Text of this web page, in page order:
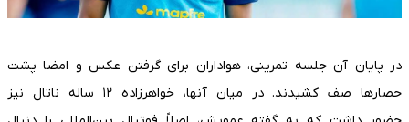
در پایان آن جلسه تمرینی، هواداران برای گرفتن عکس و امضا پشت
حصارها صف کشیدند. در میان آنها، خواهرزاده ۱۲ ساله ناتال نیز